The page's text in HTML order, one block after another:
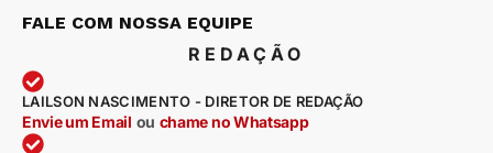
FALE COM NOSSA EQUIPE
REDAÇÃO
LAILSON NASCIMENTO - DIRETOR DE REDAÇÃO
Envie um Email ou chame no Whatsapp